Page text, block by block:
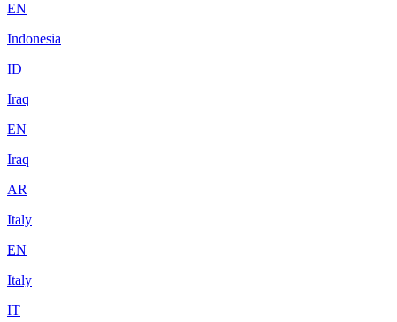
EN
Indonesia
ID
Iraq
EN
Iraq
AR
Italy
EN
Italy
IT